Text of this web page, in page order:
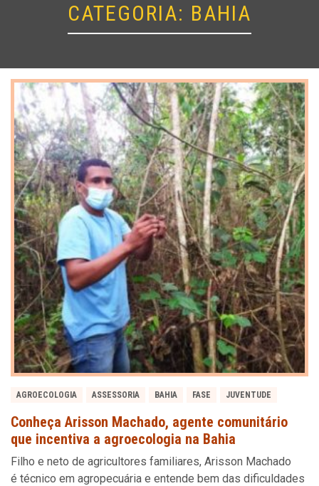
CATEGORIA: BAHIA
AGROECOLOGIA ASSESSORIA BAHIA FASE JUVENTUDE
Conheça Arisson Machado, agente comunitário
que incentiva a agroecologia na Bahia
Filho e neto de agricultores familiares, Arisson Machado
é técnico em agropecuária e entende bem das dificuldades